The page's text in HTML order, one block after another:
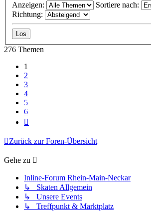
Anzeigen:
Sortiere nach:
Richtung:
276 Themen
1
2
3
4
5
6
Zurück zur Foren-Übersicht
Gehe zu
Inline-Forum Rhein-Main-Neckar
↳ Skaten Allgemein
↳ Unsere Events
↳ Treffpunkt & Marktplatz